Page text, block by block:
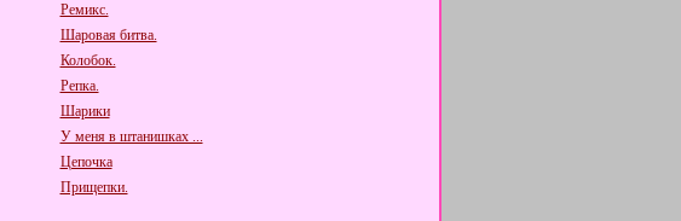
Ремикс.
Шаровая битва.
Колобок.
Репка.
Шарики
У меня в штанишках ...
Цепочка
Прищепки.